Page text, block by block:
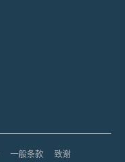
一般条款 致谢